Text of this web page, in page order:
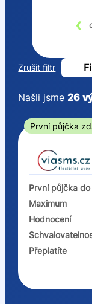
‹
Zrušit filtr
První půjčka
–
ano
Ve zkušebce
ano
Našli jsme26
První půjčka
První půjčka do
Maximum
Hodnocení
Přeplatíte